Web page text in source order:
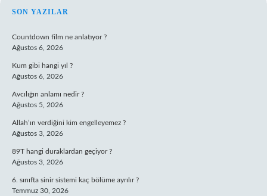
SIDEBAR
SON YAZILAR
Countdown film ne anlatıyor ?
Ağustos 6, 2026
Kum gibi hangi yıl ?
Ağustos 6, 2026
Avcılığın anlamı nedir ?
Ağustos 5, 2026
Allah’ın verdiğini kim engelleyemez ?
Ağustos 3, 2026
89T hangi duraklardan geçiyor ?
Ağustos 3, 2026
6. sınıfta sinir sistemi kaç bölüme ayrılır ?
Temmuz 30, 2026